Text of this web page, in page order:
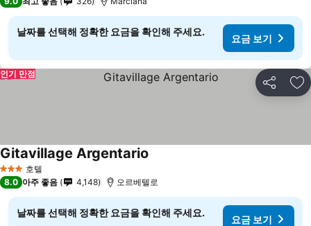
날짜를 선택해 정확한 요금을 확인해 주세요.
요금 보기
공유 즐
인기 만점
3 성급 호텔
Gitavillage Argentario
8.0 아주 좋음 4,148 오르베텔로
날짜를 선택해 정확한 요금을 확인해 주세요.
요금 보기